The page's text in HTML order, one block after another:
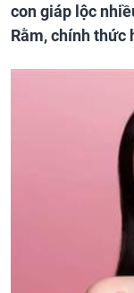
con giáp lộc
Rằm, chính thức